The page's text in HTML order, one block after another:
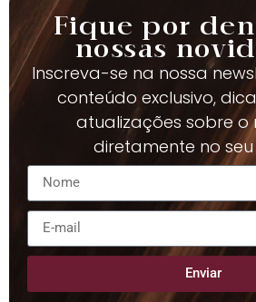
Fique por
nossas
Inscreva-se na nossa
conteúdo exclusivo,
atualizações sobre
diretamente no
Enviar